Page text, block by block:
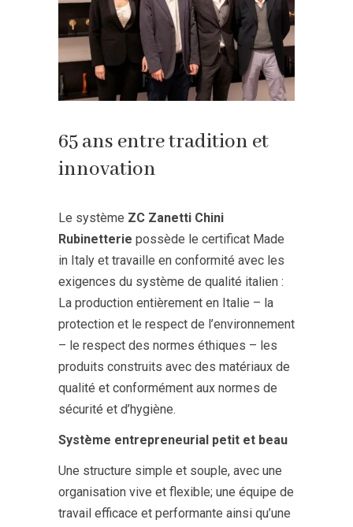
65 ans entre tradition et
innovation
Le système ZC Zanetti Chini
Rubinetterie possède le certificat Made
in Italy et travaille en conformité avec les
exigences du système de qualité italien :
La production entièrement en Italie – la
protection et le respect de l’environnement
– le respect des normes éthiques – les
produits construits avec des matériaux de
qualité et conformément aux normes de
sécurité et d’hygiène.
Système entrepreneurial petit et beau
Une structure simple et souple, avec une
organisation vive et flexible; une équipe de
travail efficace et performante ainsi qu’une